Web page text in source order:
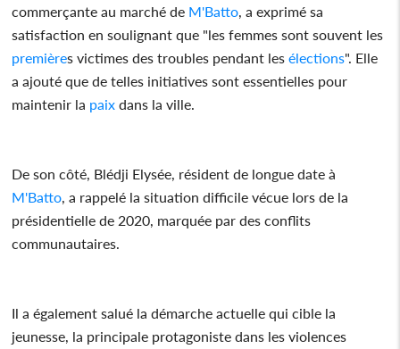
commerçante au marché de M'Batto, a exprimé sa
satisfaction en soulignant que "les femmes sont souvent les
premières victimes des troubles pendant les élections". Elle
a ajouté que de telles initiatives sont essentielles pour
maintenir la paix dans la ville.
De son côté, Blédji Elysée, résident de longue date à
M'Batto, a rappelé la situation difficile vécue lors de la
présidentielle de 2020, marquée par des conflits
communautaires.
Il a également salué la démarche actuelle qui cible la
jeunesse, la principale protagoniste dans les violences